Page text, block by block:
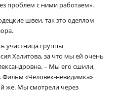
проблем с ними работаем».
швеи, так это одеялом
участница группы
Халитова, за что мы ей очень
– Мы его сшили,
Фильм «Человек-невидимка»
же. Мы смотрели через